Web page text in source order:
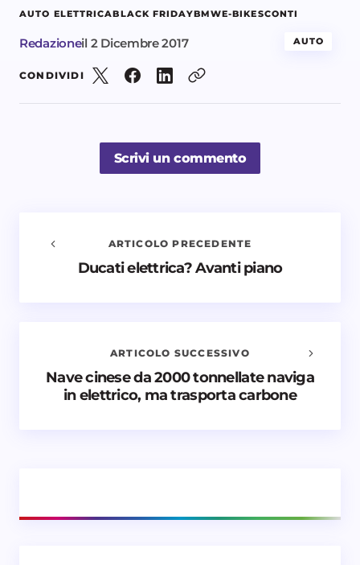
AUTO ELETTRICABLACK FRIDAYBMWE-BIKESCONTI
Redazioneil 2 Dicembre 2017 AUTO
CONDIVIDI
Scrivi un commento
Nome *
Avvisami quando vengono aggiunti nuovi
ARTICOLO PRECEDENTE
Ducati elettrica? Avanti piano
ARTICOLO SUCCESSIVO
Nave cinese da 2000 tonnellate naviga
in elettrico, ma trasporta carbone